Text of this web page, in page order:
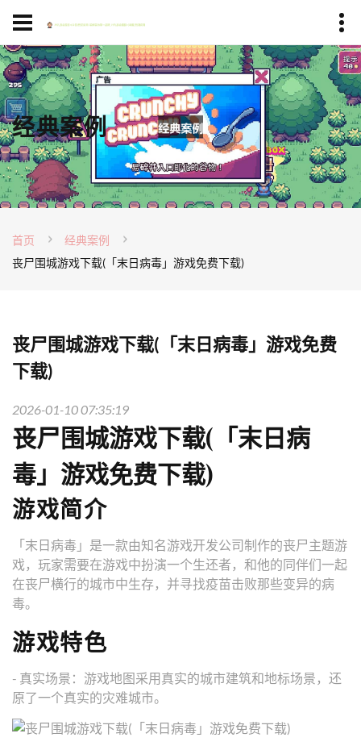
经典案例
首页
经典案例
丧尸围城游戏下载(「末日病毒」游戏免费下载)
丧尸围城游戏下载(「末日病毒」游戏免费
下载)
2026-01-10 07:35:19
丧尸围城游戏下载(「末日病
毒」游戏免费下载)
游戏简介
「末日病毒」是一款由知名游戏开发公司制作的丧尸主题游
戏，玩家需要在游戏中扮演一个生还者，和他的同伴们一起
在丧尸横行的城市中生存，并寻找疫苗击败那些变异的病
毒。
游戏特色
- 真实场景：游戏地图采用真实的城市建筑和地标场景，还
原了一个真实的灾难城市。